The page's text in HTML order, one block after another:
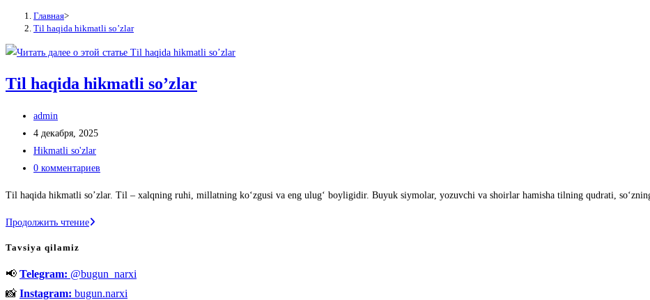
Главная>
Til haqida hikmatli so’zlar
Til haqida hikmatli so’zlar
Автор
записи:
admin
Запись
опубликована:
4 декабря, 2025
Рубрика
записи:
Hikmatli so'zlar
Комментарии
записи:
0 комментариев
Til haqida hikmatli so’zlar. Til – xalqning ruhi, millatning ko‘zgusi va eng ulug‘ boyligidir. Buyuk siymolar, yozuvchi va shoirlar hamisha tilning qudrati,
Продолжить чтениеTil
so’zlar
Tavsiya qilamiz
📢 Telegram: @bugun_narxi
📸 Instagram: bugun.narxi